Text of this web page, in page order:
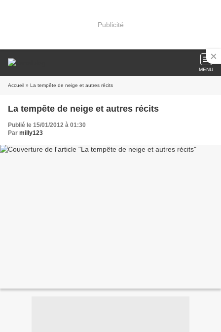
Publicité
MENU
Accueil » La tempête de neige et autres récits
La tempête de neige et autres récits
Publié le 15/01/2012 à 01:30
Par milly123